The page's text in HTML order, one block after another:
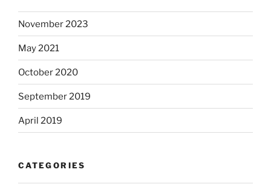
November 2023
May 2021
October 2020
September 2019
April 2019
CATEGORIES